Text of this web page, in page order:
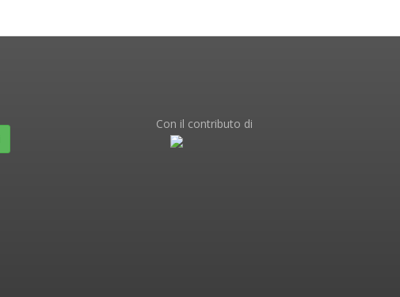
Con il contributo di